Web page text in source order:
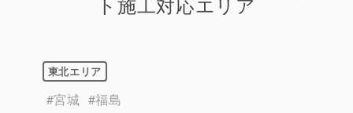
東北エリア
#宮城 #福島